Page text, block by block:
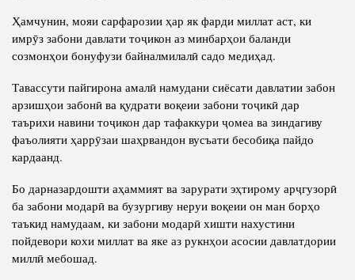
Ҳамчунин, мояи сарфарозии ҳар як фарди миллат аст, ки
имрӯз забони давлати тоҷикон аз минбарҳои баланди
созмонҳои бонуфузи байналмилалӣ садо медиҳад.
Тавассути пайгирона амалӣ намудани сиёсати давлатии забон
арзишҳои забонӣ ва қудрати воқеии забони тоҷикӣ дар
таърихи навини тоҷикон дар тафаккури ҷомеа ва зиндагиву
фаъолияти ҳаррӯзаи шаҳрвандон вусъати бесобиқа пайдо
кардаанд.
Бо дарназардошти аҳаммият ва зарурати эҳтирому арҷгузорӣ
ба забони модарӣ ва бузургиву неруи воқеии он ман борҳо
таъкид намудаам, ки забони модарӣ хишти нахустини
пойдевори кохи миллат ва яке аз рукнҳои асосии давлатдории
миллӣ мебошад.